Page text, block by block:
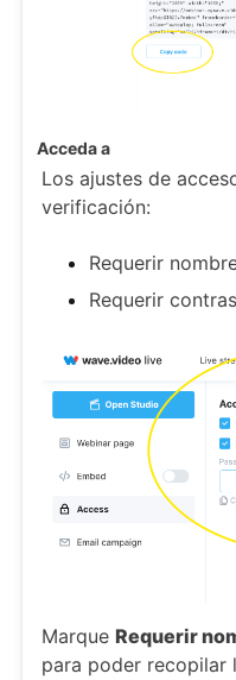
Acceda a
Los ajustes de
verificación:
Requerir
Requerir
Marque Requerir
para poder recopilar